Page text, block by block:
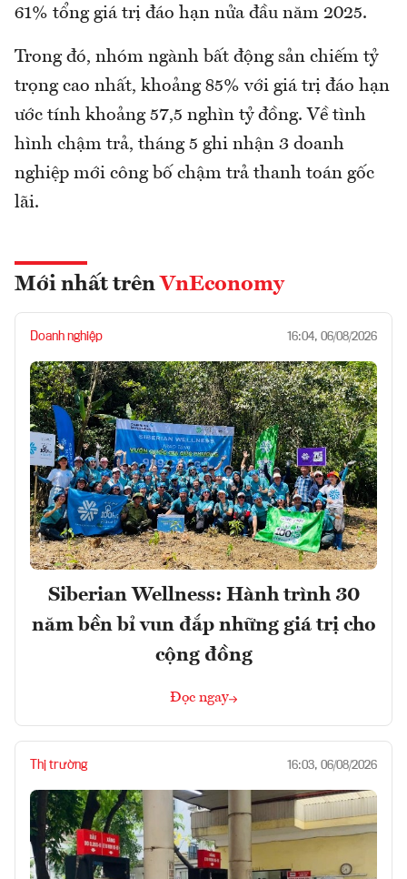
61% tổng giá trị đáo hạn nửa đầu năm 2025.
Trong đó, nhóm ngành bất động sản chiếm tỷ
trọng cao nhất, khoảng 85% với giá trị đáo hạn
ước tính khoảng 57,5 nghìn tỷ đồng. Về tình
hình chậm trả, tháng 5 ghi nhận 3 doanh
nghiệp mới công bố chậm trả thanh toán gốc
lãi.
Mới nhất trên VnEconomy
Doanh nghiệp 16:04, 06/08/2026
Siberian Wellness: Hành trình 30
năm bền bỉ vun đắp những giá trị cho
cộng đồng
Đọc ngay
Thị trường 16:03, 06/08/2026